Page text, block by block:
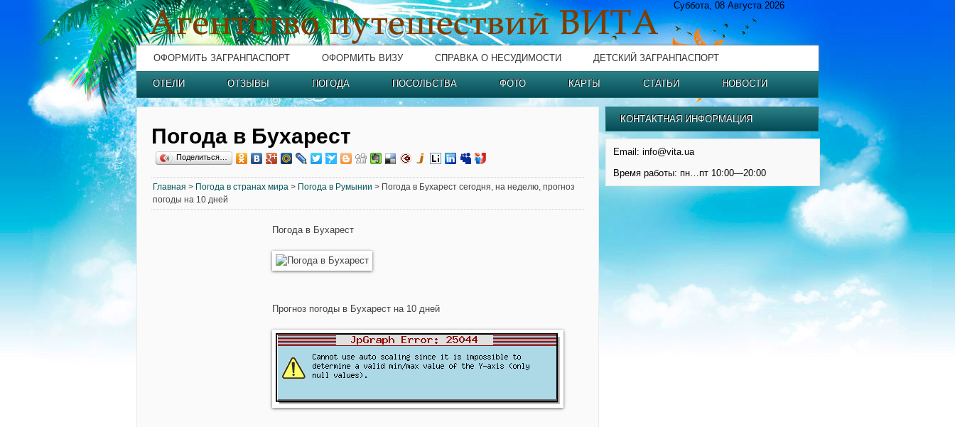
Суббота, 08 Августа 2026
ОФОРМИТЬ ЗАГРАНПАСПОРТ ОФОРМИТЬ ВИЗУ СПРАВКА О НЕСУДИМОСТИ ДЕТСКИЙ ЗАГРАНПАСПОРТ
ОТЕЛИ ОТЗЫВЫ ПОГОДА ПОСОЛЬСТВА ФОТО КАРТЫ СТАТЬИ НОВОСТИ
Погода в Бухарест
Поделиться…
Главная > Погода в странах мира > Погода в Румынии > Погода в Бухарест сегодня, на неделю, прогноз
погоды на 10 дней
Погода в Бухарест
Прогноз погоды в Бухарест на 10 дней
КОНТАКТНАЯ ИНФОРМАЦИЯ
Email: info@vita.ua
Время работы: пн…пт 10:00—20:00